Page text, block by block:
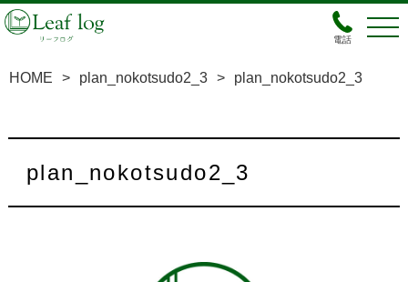
電話
HOME > plan_nokotsudo2_3 > plan_nokotsudo2_3
plan_nokotsudo2_3